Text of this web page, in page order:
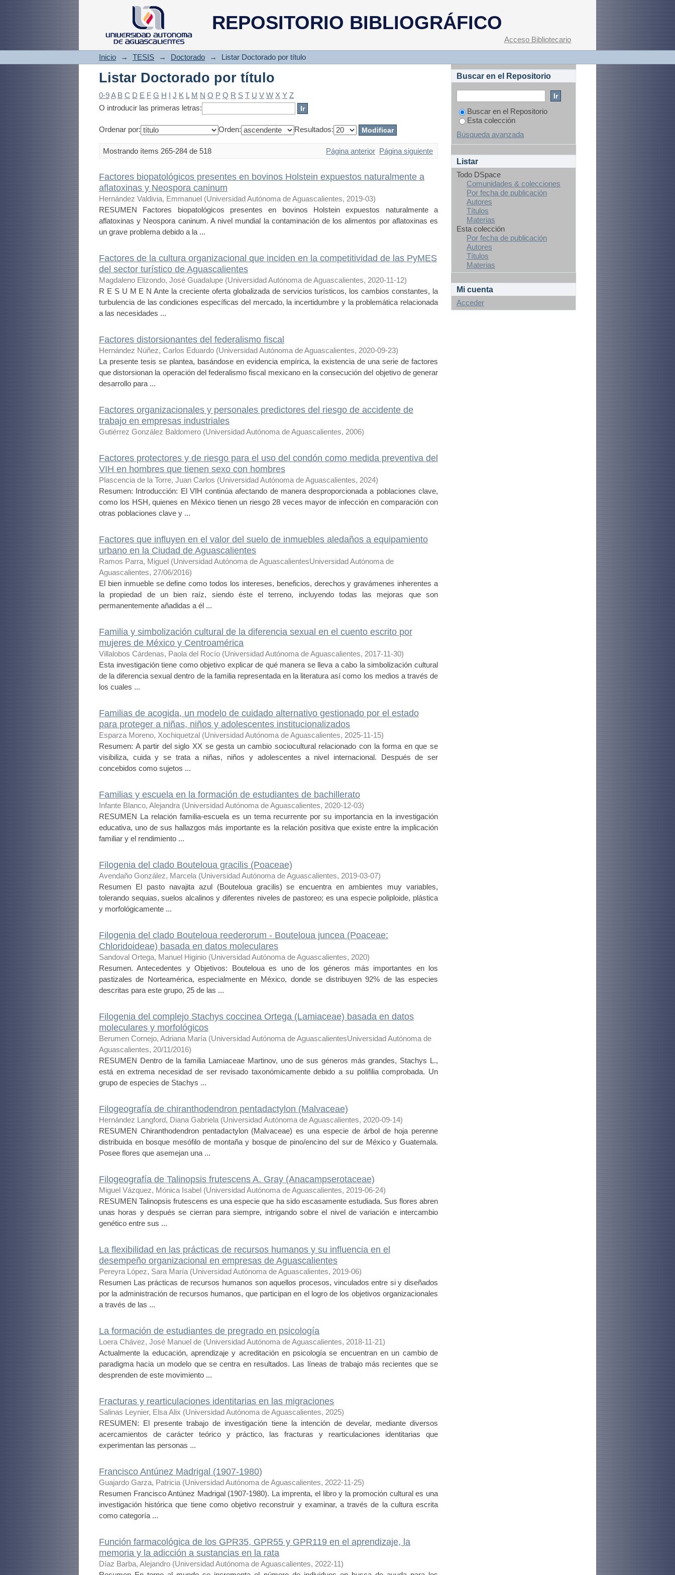
REPOSITORIO BIBLIOGRÁFICO
Listar Doctorado por título
Acceso Bibliotecario
Inicio → TESIS → Doctorado → Listar Doctorado por título
Listar Doctorado por título
0-9A B C D E F G H I J K L M N O P Q R S T U V W X Y Z
O introducir las primeras letras:
Ordenar por: Orden: Resultados:
Mostrando ítems 265-284 de 518 Página anterior Página siguiente
Factores biopatológicos presentes en bovinos Holstein expuestos naturalmente a
aflatoxinas y Neospora caninum
Hernández Valdivia, Emmanuel (Universidad Autónoma de Aguascalientes, 2019-03)
RESUMEN Factores biopatológicos presentes en bovinos Holstein expuestos naturalmente a
aflatoxinas y Neospora caninum. A nivel mundial la contaminación de los alimentos por aflatoxinas es
un grave problema debido a la ...
Factores de la cultura organizacional que inciden en la competitividad de las PyMES
del sector turístico de Aguascalientes
Magdaleno Elizondo, José Guadalupe (Universidad Autónoma de Aguascalientes, 2020-11-12)
R E S U M E N Ante la creciente oferta globalizada de servicios turísticos, los cambios constantes, la
turbulencia de las condiciones específicas del mercado, la incertidumbre y la problemática relacionada
a las necesidades ...
Factores distorsionantes del federalismo fiscal
Hernández Núñez, Carlos Eduardo (Universidad Autónoma de Aguascalientes, 2020-09-23)
La presente tesis se plantea, basándose en evidencia empírica, la existencia de una serie de factores
que distorsionan la operación del federalismo fiscal mexicano en la consecución del objetivo de generar
desarrollo para ...
Factores organizacionales y personales predictores del riesgo de accidente de
trabajo en empresas industriales
Gutiérrez González Baldomero (Universidad Autónoma de Aguascalientes, 2006)
Factores protectores y de riesgo para el uso del condón como medida preventiva del
VIH en hombres que tienen sexo con hombres
Plascencia de la Torre, Juan Carlos (Universidad Autónoma de Aguascalientes, 2024)
Resumen: Introducción: El VIH continúa afectando de manera desproporcionada a poblaciones clave,
como los HSH, quienes en México tienen un riesgo 28 veces mayor de infección en comparación con
otras poblaciones clave y ...
Factores que influyen en el valor del suelo de inmuebles aledaños a equipamiento
urbano en la Ciudad de Aguascalientes
Ramos Parra, Miguel (Universidad Autónoma de AguascalientesUniversidad Autónoma de
Aguascalientes, 27/06/2016)
El bien inmueble se define como todos los intereses, beneficios, derechos y gravámenes inherentes a
la propiedad de un bien raíz, siendo éste el terreno, incluyendo todas las mejoras que son
permanentemente añadidas a él ...
Familia y simbolización cultural de la diferencia sexual en el cuento escrito por
mujeres de México y Centroamérica
Villalobos Cárdenas, Paola del Rocío (Universidad Autónoma de Aguascalientes, 2017-11-30)
Esta investigación tiene como objetivo explicar de qué manera se lleva a cabo la simbolización cultural
de la diferencia sexual dentro de la familia representada en la literatura así como los medios a través de
los cuales ...
Familias de acogida, un modelo de cuidado alternativo gestionado por el estado
para proteger a niñas, niños y adolescentes institucionalizados
Esparza Moreno, Xochiquetzal (Universidad Autónoma de Aguascalientes, 2025-11-15)
Resumen: A partir del siglo XX se gesta un cambio sociocultural relacionado con la forma en que se
visibiliza, cuida y se trata a niñas, niños y adolescentes a nivel internacional. Después de ser
concebidos como sujetos ...
Familias y escuela en la formación de estudiantes de bachillerato
Infante Blanco, Alejandra (Universidad Autónoma de Aguascalientes, 2020-12-03)
RESUMEN La relación familia-escuela es un tema recurrente por su importancia en la investigación
educativa, uno de sus hallazgos más importante es la relación positiva que existe entre la implicación
familiar y el rendimiento ...
Filogenia del clado Bouteloua gracilis (Poaceae)
Avendaño González, Marcela (Universidad Autónoma de Aguascalientes, 2019-03-07)
Resumen El pasto navajita azul (Bouteloua gracilis) se encuentra en ambientes muy variables,
tolerando sequias, suelos alcalinos y diferentes niveles de pastoreo; es una especie poliploide, plástica
y morfológicamente ...
Filogenia del clado Bouteloua reederorum - Bouteloua juncea (Poaceae:
Chloridoideae) basada en datos moleculares
Sandoval Ortega, Manuel Higinio (Universidad Autónoma de Aguascalientes, 2020)
Resumen. Antecedentes y Objetivos: Bouteloua es uno de los géneros más importantes en los
pastizales de Norteamérica, especialmente en México, donde se distribuyen 92% de las especies
descritas para este grupo, 25 de las ...
Filogenia del complejo Stachys coccinea Ortega (Lamiaceae) basada en datos
moleculares y morfológicos
Berumen Cornejo, Adriana María (Universidad Autónoma de AguascalientesUniversidad Autónoma de
Aguascalientes, 20/11/2016)
RESUMEN Dentro de la familia Lamiaceae Martinov, uno de sus géneros más grandes, Stachys L.,
está en extrema necesidad de ser revisado taxonómicamente debido a su polifilia comprobada. Un
grupo de especies de Stachys ...
Filogeografía de chiranthodendron pentadactylon (Malvaceae)
Hernández Langford, Diana Gabriela (Universidad Autónoma de Aguascalientes, 2020-09-14)
RESUMEN Chiranthodendron pentadactylon (Malvaceae) es una especie de árbol de hoja perenne
distribuida en bosque mesófilo de montaña y bosque de pino/encino del sur de México y Guatemala.
Posee flores que asemejan una ...
Filogeografía de Talinopsis frutescens A. Gray (Anacampserotaceae)
Miguel Vázquez, Mónica Isabel (Universidad Autónoma de Aguascalientes, 2019-06-24)
RESUMEN Talinopsis frutescens es una especie que ha sido escasamente estudiada. Sus flores abren
unas horas y después se cierran para siempre, intrigando sobre el nivel de variación e intercambio
genético entre sus ...
La flexibilidad en las prácticas de recursos humanos y su influencia en el
desempeño organizacional en empresas de Aguascalientes
Pereyra López, Sara María (Universidad Autónoma de Aguascalientes, 2019-06)
Resumen Las prácticas de recursos humanos son aquellos procesos, vinculados entre si y diseñados
por la administración de recursos humanos, que participan en el logro de los objetivos organizacionales
a través de las ...
La formación de estudiantes de pregrado en psicología
Loera Chávez, José Manuel de (Universidad Autónoma de Aguascalientes, 2018-11-21)
Actualmente la educación, aprendizaje y acreditación en psicología se encuentran en un cambio de
paradigma hacia un modelo que se centra en resultados. Las líneas de trabajo más recientes que se
desprenden de este movimiento ...
Fracturas y rearticulaciones identitarias en las migraciones
Salinas Leynier, Elsa Alix (Universidad Autónoma de Aguascalientes, 2025)
RESUMEN: El presente trabajo de investigación tiene la intención de develar, mediante diversos
acercamientos de carácter teórico y práctico, las fracturas y rearticulaciones identitarias que
experimentan las personas ...
Francisco Antúnez Madrigal (1907-1980)
Guajardo Garza, Patricia (Universidad Autónoma de Aguascalientes, 2022-11-25)
Resumen Francisco Antúnez Madrigal (1907-1980). La imprenta, el libro y la promoción cultural es una
investigación histórica que tiene como objetivo reconstruir y examinar, a través de la cultura escrita
como categoría ...
Función farmacológica de los GPR35, GPR55 y GPR119 en el aprendizaje, la
memoria y la adicción a sustancias en la rata
Díaz Barba, Alejandro (Universidad Autónoma de Aguascalientes, 2022-11)
Buscar en el Repositorio
Buscar en el Repositorio
Esta colección
Búsqueda avanzada
Listar
Todo DSpace
Comunidades & colecciones
Por fecha de publicación
Autores
Títulos
Materias
Esta colección
Por fecha de publicación
Autores
Títulos
Materias
Mi cuenta
Acceder